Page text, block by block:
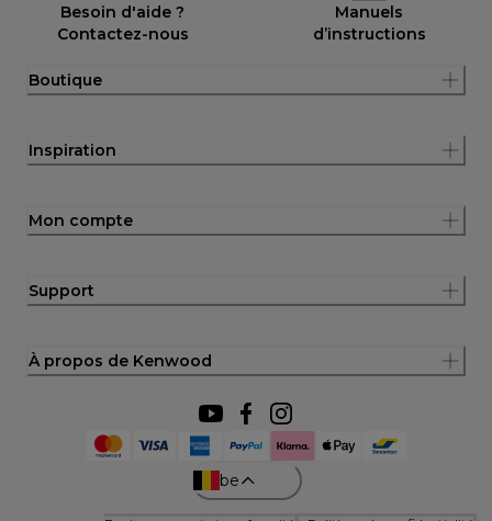
Besoin d'aide ?
Contactez-nous
Manuels
d’instructions
Boutique
Inspiration
Mon compte
Support
À propos de Kenwood
be